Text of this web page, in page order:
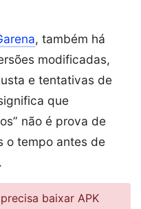
, também há
modificadas,
e tentativas de
que
não é prova de
o tempo antes de
baixar APK